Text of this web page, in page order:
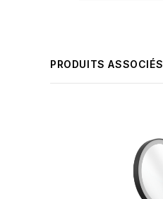
PRODUITS ASSOCIÉS